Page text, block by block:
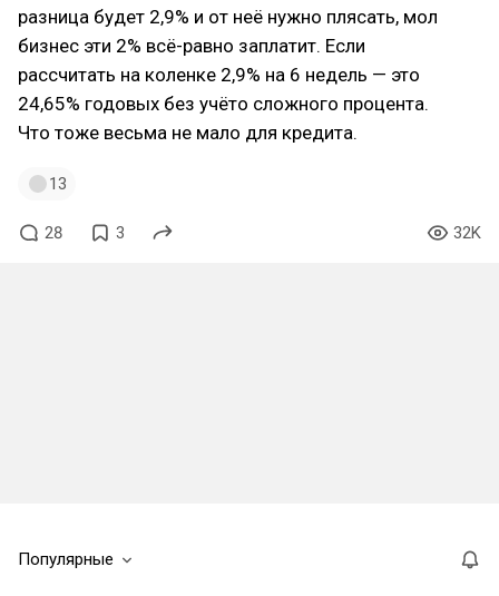
разница будет 2,9% и от неё нужно плясать, мол
бизнес эти 2% всё-равно заплатит. Если
рассчитать на коленке 2,9% на 6 недель — это
24,65% годовых без учёто сложного процента.
Что тоже весьма не мало для кредита.
13
28 3 32K
Популярные